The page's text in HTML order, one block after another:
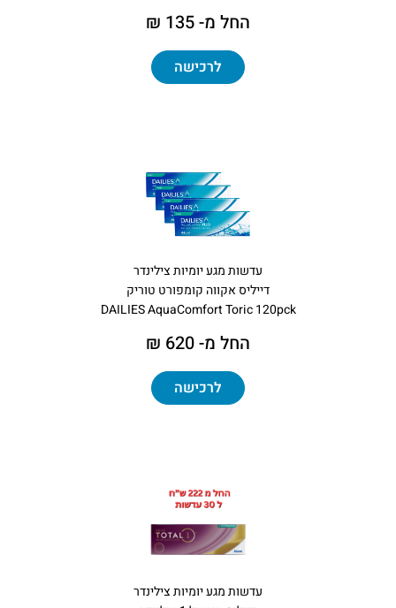
החל מ- 135 ₪
לרכישה
עדשות מגע יומיות צילינדר
דייליס אקווה קומפורט טוריק
DAILIES AquaComfort Toric 120pck
החל מ- 620 ₪
לרכישה
עדשות מגע יומיות צילינדר